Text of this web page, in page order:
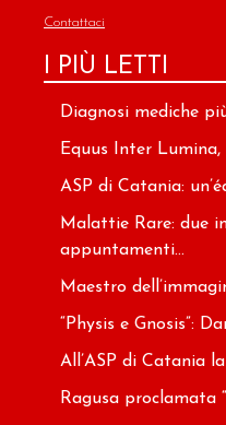
Contattaci
I PIÙ LETTI
Diagnosi mediche
Equus Inter
ASP di Catania:
Malattie Rare: due
appuntamenti...
Maestro
“Physis e Gnosis”:
All’ASP di Catania
Ragusa proclamata